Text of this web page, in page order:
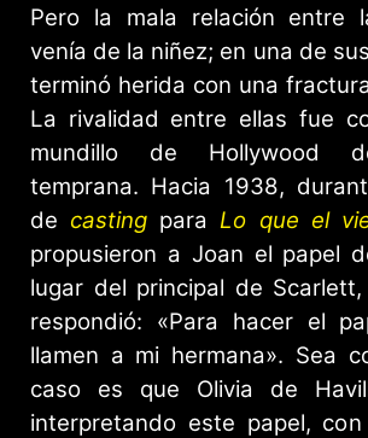
Pero la mala relación entre
venía de la niñez; en una de
terminó herida con una
La rivalidad entre ellas fue
mundillo de Hollywood
temprana. Hacia 1938,
de casting paraLo que el
propusieron a Joan el papel
lugar del principal de
respondió: «Para hacer el
llamen a mi hermana». Sea
caso es que Olivia de
interpretando este papel,